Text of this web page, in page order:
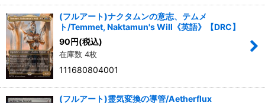
(フルアート)ナクタムンの意志、テムメ
ト/Temmet, Naktamun's Will《英語》【DRC】
90円(税込)
在庫数 4枚
111680804001
(フルアート)霊気変換の導管/Aetherflux